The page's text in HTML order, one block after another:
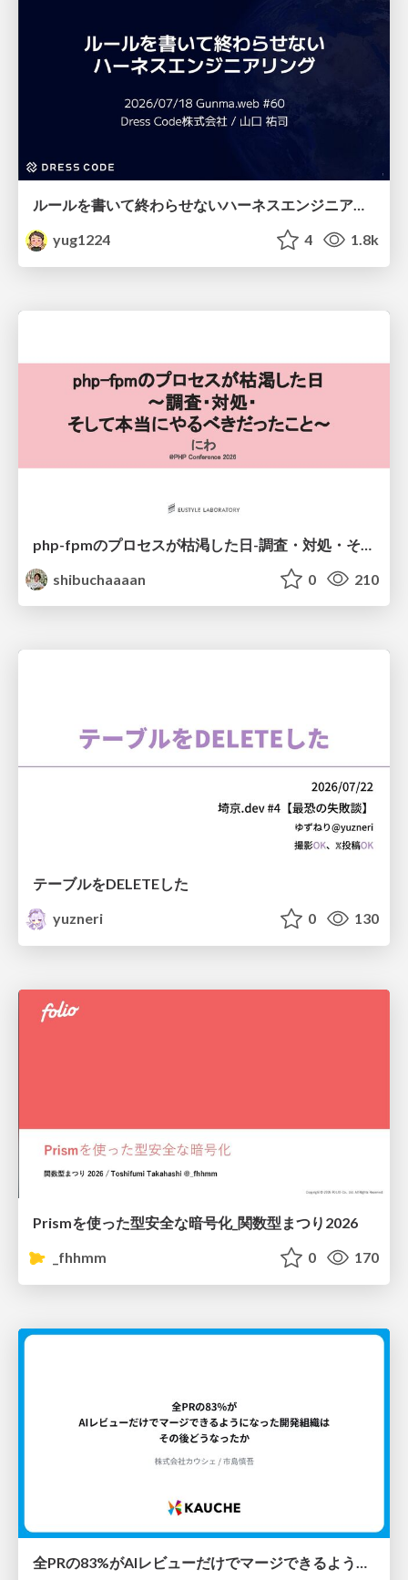
ルールを書いて終わらせないハーネスエンジニアリング
yug1224
4 1.8k
shibuchaaaan
0 210
テーブルをDELETEした
yuzneri
0 130
Prismを使った型安全な暗号化_関数型まつり2026
_fhhmm
0 170